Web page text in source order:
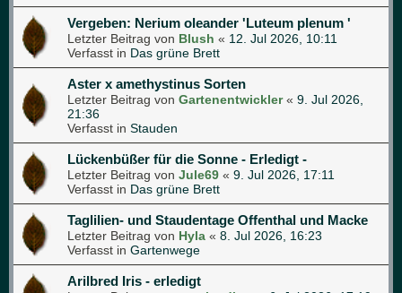
Vergeben: Nerium oleander 'Luteum plenum '
Letzter Beitrag von Blush « 12. Jul 2026, 10:11
Verfasst in Das grüne Brett
Aster x amethystinus Sorten
Letzter Beitrag von Gartenentwickler« 9. Jul 2026,
21:36
Verfasst in Stauden
Lückenbüßer für die Sonne - Erledigt -
Letzter Beitrag von Jule69 « 9. Jul 2026, 17:11
Verfasst in Das grüne Brett
Taglilien- und Staudentage Offenthal und Macke
Letzter Beitrag von Hyla « 8. Jul 2026, 16:23
Verfasst in Gartenwege
Arilbred Iris - erledigt